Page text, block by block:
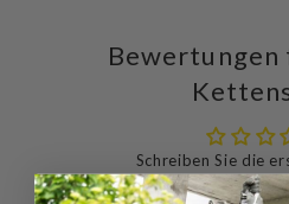
Bewertungen
Schreiben Sie die